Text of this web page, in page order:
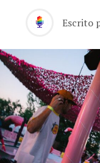
Escrito